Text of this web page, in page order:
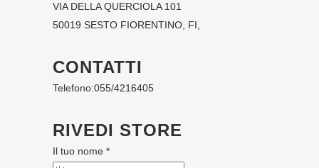
VIA DELLA QUERCIOLA 101
50019 SESTO FIORENTINO, FI,
CONTATTI
Telefono:055/4216405
RIVEDI STORE
Il tuo nome *